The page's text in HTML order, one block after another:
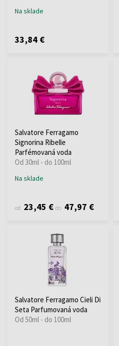
Na sklade
33,84 €
Salvatore Ferragamo
Signorina Ribelle
Parfémovaná voda
Od 30ml - do 100ml
Na sklade
od 23,45 € do 47,97 €
Salvatore Ferragamo Cieli Di
Seta Parfumovaná voda
Od 50ml - do 100ml